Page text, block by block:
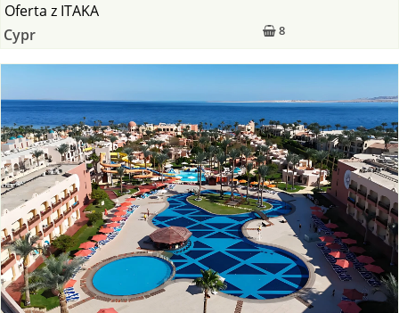
8
Oferta z ITAKA
Cypr